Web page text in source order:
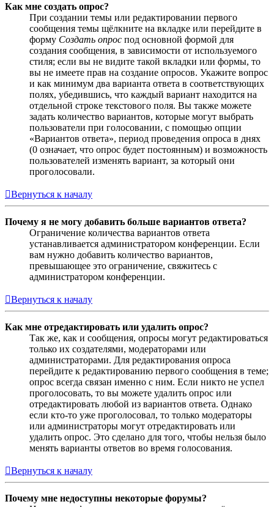
Как мне создать опрос?
При создании темы или редактировании первого
сообщения темы щёлкните на вкладке или перейдите в
форму Создать опрос под основной формой для
создания сообщения, в зависимости от используемого
стиля; если вы не видите такой вкладки или формы, то
вы не имеете прав на создание опросов. Укажите вопрос
и как минимум два варианта ответа в соответствующих
полях, убедившись, что каждый вариант находится на
отдельной строке текстового поля. Вы также можете
задать количество вариантов, которые могут выбрать
пользователи при голосовании, с помощью опции
«Вариантов ответа», период проведения опроса в днях
(0 означает, что опрос будет постоянным) и возможность
пользователей изменять вариант, за который они
проголосовали.
Вернуться к началу
Почему я не могу добавить больше вариантов ответа?
Ограничение количества вариантов ответа
устанавливается администратором конференции. Если
вам нужно добавить количество вариантов,
превышающее это ограничение, свяжитесь с
администратором конференции.
Вернуться к началу
Как мне отредактировать или удалить опрос?
Так же, как и сообщения, опросы могут редактироваться
только их создателями, модераторами или
администраторами. Для редактирования опроса
перейдите к редактированию первого сообщения в теме;
опрос всегда связан именно с ним. Если никто не успел
проголосовать, то вы можете удалить опрос или
отредактировать любой из вариантов ответа. Однако
если кто-то уже проголосовал, то только модераторы
или администраторы могут отредактировать или
удалить опрос. Это сделано для того, чтобы нельзя было
менять варианты ответов во время голосования.
Вернуться к началу
Почему мне недоступны некоторые форумы?